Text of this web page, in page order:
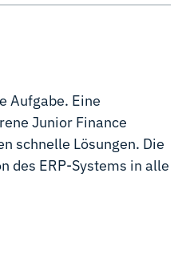
Aufgabe. Eine
Junior Finance
schnelle Lösungen. Die
des ERP-Systems in alle